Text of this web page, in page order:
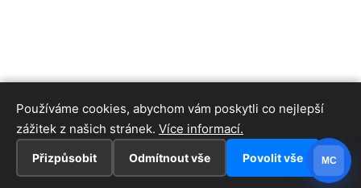
Používáme cookies, abychom vám poskytli co nejlepší
zážitek z našich stránek. Více informací.
Přizpůsobit Odmítnout vše Povolit vše MC